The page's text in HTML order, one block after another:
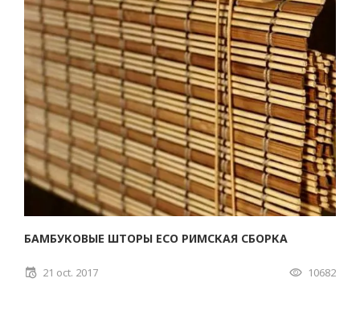
БАМБУКОВЫЕ ШТОРЫ ECO РИМСКАЯ СБОРКА
21 oct. 2017 10682